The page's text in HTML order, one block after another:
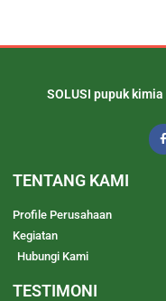
SOLUSI pupuk
TENTANG KAMI
Profile Perusahaan
Kegiatan
Hubungi Kami
TESTIMONI